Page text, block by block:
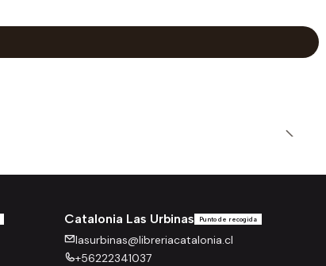
Catalonia Las Urbinas Punto de recogida
lasurbinas@libreriacatalonia.cl
+56222341037